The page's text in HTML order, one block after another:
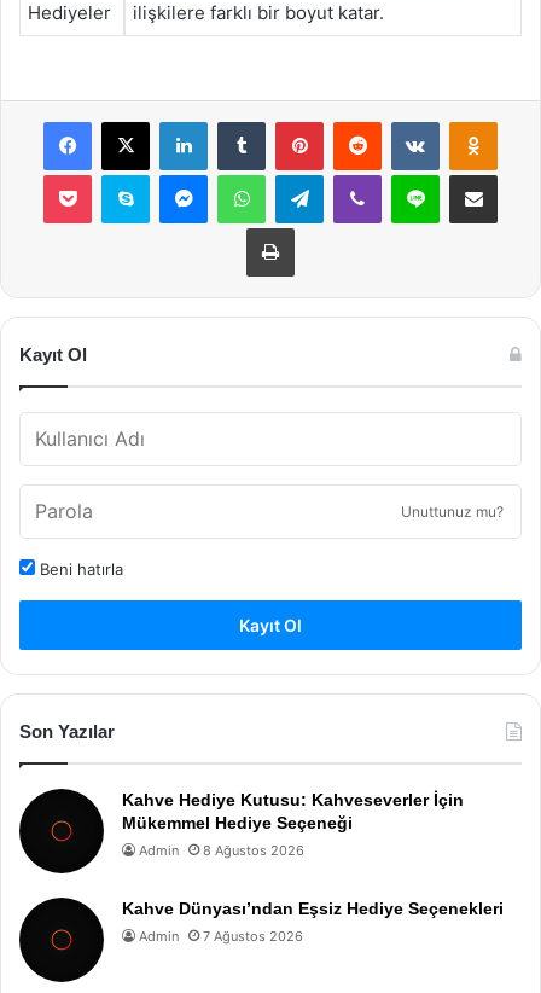
Hediyeler
ilişkilere farklı bir boyut katar.
Facebook
X LinkedInTumblr PinterestReddit VKontakte
Pocket Skype MessengerWhatsAppTelegramViber Line E-Posta ile
Yazdır
Kayıt Ol
Unuttunuz mu?
Beni hatırla
Kayıt Ol
Son Yazılar
Kahve Hediye Kutusu: Kahveseverler İçin
Mükemmel Hediye Seçeneği
Admin 8 Ağustos 2026
Kahve Dünyası’ndan Eşsiz Hediye Seçenekleri
Admin 7 Ağustos 2026